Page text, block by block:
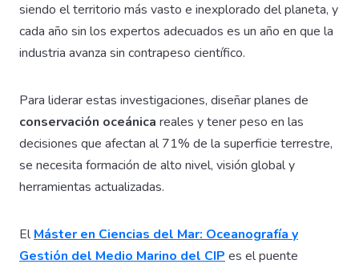
siendo el territorio más vasto e inexplorado del planeta, y
cada año sin los expertos adecuados es un año en que la
industria avanza sin contrapeso científico.
Para liderar estas investigaciones, diseñar planes de
conservación oceánica reales y tener peso en las
decisiones que afectan al 71% de la superficie terrestre,
se necesita formación de alto nivel, visión global y
herramientas actualizadas.
ElMáster en Ciencias del Mar: Oceanografía y
Gestión del Medio Marino del CIPes el puente